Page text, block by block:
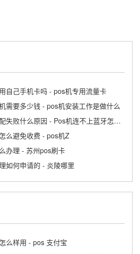
自己手机卡吗 - pos机专用流量卡
需要多少钱 - pos机安装工作是做什么
手机连接POS机匹配失败什么原因 - Pos机连不上蓝牙怎么回事
么避免收费 - pos机Z
办理 - 苏州pos刷卡
如何申请的 - 炎陵哪里
么样用 - pos 支付宝